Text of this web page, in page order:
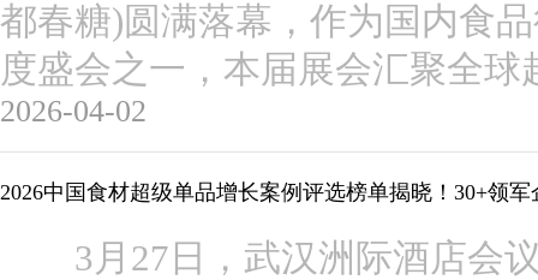
都春糖)圆满落幕，作为国内食
度盛会之一，本届展会汇聚全球
2026-04-02
2026中国食材超级单品增长案例评选榜单揭晓！30+领
3月27日，武汉洲际酒店会议